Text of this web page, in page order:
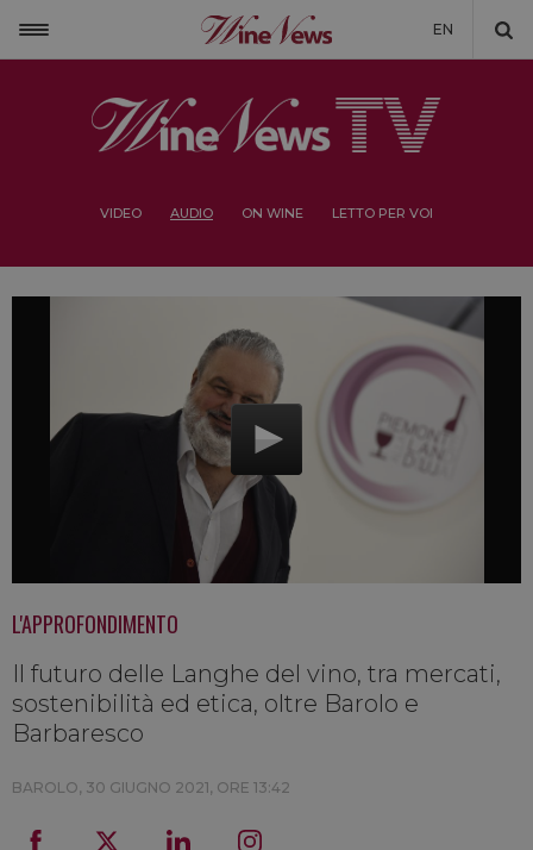
EN
VIDEO AUDIO ON WINE LETTO PER VOI
L'APPROFONDIMENTO
Il futuro delle Langhe del vino, tra mercati,
sostenibilità ed etica, oltre Barolo e
Barbaresco
BAROLO, 30 GIUGNO 2021, ORE 13:42